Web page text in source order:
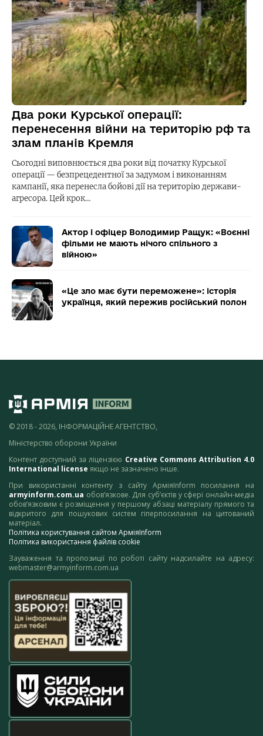
Два роки Курської операції:
перенесення війни на територію рф та
злам планів Кремля
Сьогодні виповнюється два роки від початку Курської
операції — безпрецедентної за задумом і виконанням
кампанії, яка перенесла бойові дії на територію держави-
агресора. Цей крок…
Актор і офіцер Володимир Ращук: «Воєнні
фільми не мають нічого спільного з
війною»
«Це зло має бути переможене»: історія
українця, який пережив російський полон
© 2018 - 2026, ІНФОРМАЦІЙНЕ АГЕНТСТВО,
Міністерство оборони України
Контент доступний за ліцензією Creative Commons Attribution 4.0
International license якщо не зазначено інше.
При використанні контенту з сайту АрміяInform посилання на
armyinform.com.ua обов’язкове. Для суб’єктів у сфері онлайн-медіа
обов’язковим є розміщення у першому абзаці матеріалу прямого та
відкритого для пошукових систем гіперпосилання на цитований
матеріал.
Політика користування сайтом АрміяInform
Політика використання файлів cookie
Зауваження та пропозиції по роботі сайту надсилайте на адресу:
webmaster@armyinform.com.ua